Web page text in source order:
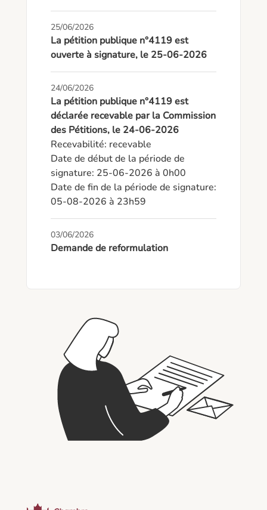
25/06/2026
La pétition publique n°4119 est
ouverte à signature, le 25-06-2026
24/06/2026
La pétition publique n°4119 est
déclarée recevable par la Commission
des Pétitions, le 24-06-2026
Recevabilité: recevable
Date de début de la période de
signature: 25-06-2026 à 0h00
Date de fin de la période de signature:
05-08-2026 à 23h59
03/06/2026
Demande de reformulation